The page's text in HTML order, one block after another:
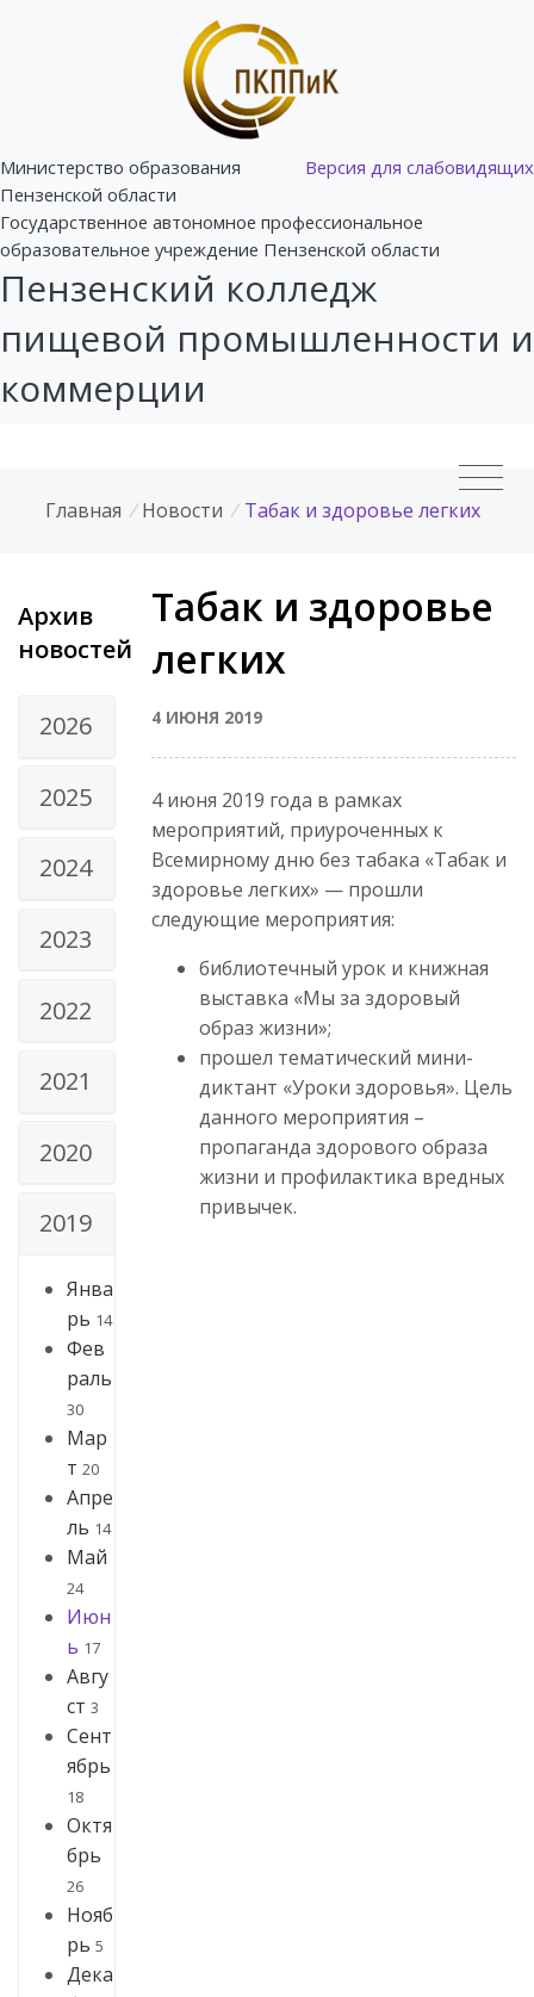
Версия для слабовидящих
Министерство образования
Пензенской области
Государственное автономное профессиональное
образовательное учреждение Пензенской области
Пензенский колледж
пищевой промышленности и
коммерции
Главная / Новости / Табак и здоровье легких
Архив
новостей
2026
2025
2024
2023
2022
2021
2020
2019
Янва
рь 14
Фев
раль
30
Мар
т 20
Апре
ль 14
Май
24
Июн
ь 17
Авгу
ст 3
Сент
ябрь
18
Октя
брь
26
Нояб
рь 5
Дека
Табак и здоровье
легких
4 ИЮНЯ 2019
4 июня 2019 года в рамках
мероприятий, приуроченных к
Всемирному дню без табака «Табак и
здоровье легких» — прошли
следующие мероприятия:
библиотечный урок и книжная
выставка «Мы за здоровый
образ жизни»;
прошел тематический мини-
диктант «Уроки здоровья». Цель
данного мероприятия –
пропаганда здорового образа
жизни и профилактика вредных
привычек.